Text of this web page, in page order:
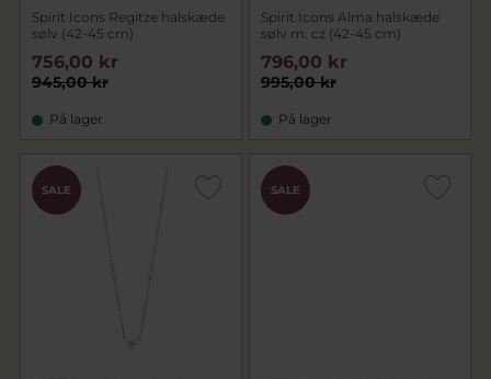
Spirit Icons Regitze halskæde
sølv (42-45 cm)
945,00 kr
756,00 kr
På lager
Spirit Icons Alma halskæde
sølv m. cz (42-45 cm)
995,00 kr
796,00 kr
På lager
SALE SALE